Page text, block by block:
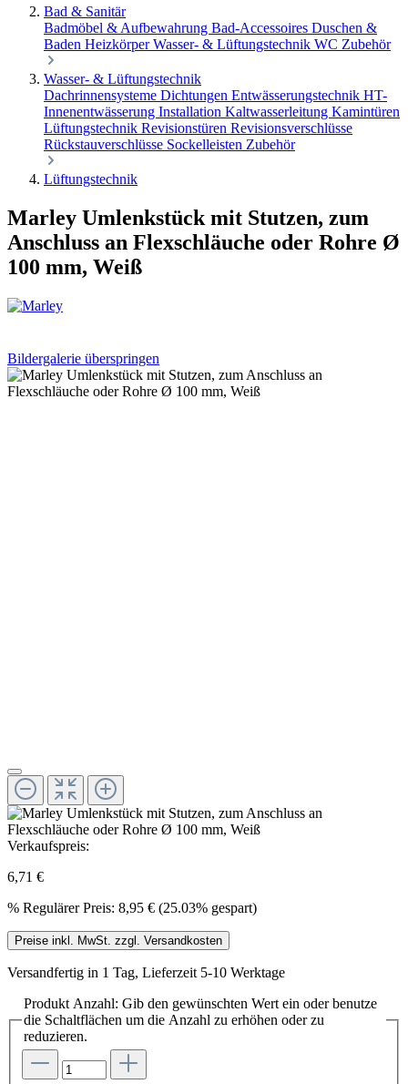
Bad & Sanitär
Badmöbel & Aufbewahrung Bad-Accessoires Duschen &
Baden HeizkörperWasser- & Lüftungstechnik WC Zubehör
Wasser- & Lüftungstechnik
Dachrinnensysteme Dichtungen Entwässerungstechnik HT-
Innenentwässerung Installation Kaltwasserleitung Kamintüren
Lüftungstechnik Revisionstüren Revisionsverschlüsse
Rückstauverschlüsse Sockelleisten Zubehör
Lüftungstechnik
Marley Umlenkstück mit Stutzen, zum
Anschluss an Flexschläuche oder Rohre Ø
100 mm, Weiß
Bildergalerie überspringen
Verkaufspreis:
6,71 €
% Regulärer Preis: 8,95 € (25.03% gespart)
Preise inkl. MwSt. zzgl. Versandkosten
Versandfertig in 1 Tag, Lieferzeit 5-10 Werktage
Produkt Anzahl: Gib den gewünschten Wert ein oder benutze
die Schaltflächen um die Anzahl zu erhöhen oder zu
reduzieren.